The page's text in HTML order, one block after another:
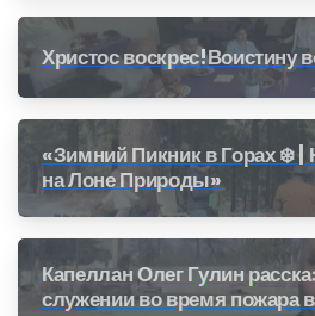
Христос воскрес!Воистину
«Зимний Пикник в Горах ❄️ |
на Лоне Природы»
Капеллан Олег Гулин
служении во время пожара